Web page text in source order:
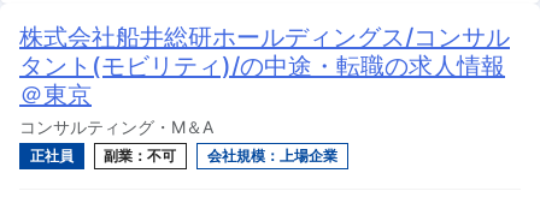
株式会社船井総研ホールディングス/コンサル
タント(モビリティ)/の中途・転職の求人情報
＠東京
コンサルティング・M＆A
正社員 副業：不可 会社規模：上場企業